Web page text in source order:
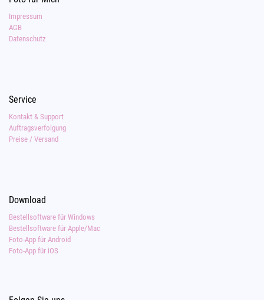
Impressum
AGB
Datenschutz
Service
Kontakt & Support
Auftragsverfolgung
Preise / Versand
Download
Bestellsoftware für Windows
Bestellsoftware für Apple/Mac
Foto-App für Android
Foto-App für iOS